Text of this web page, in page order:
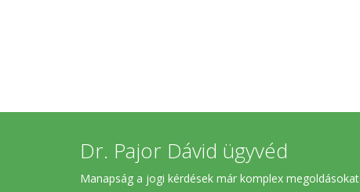
Dr. Pajor Dávid ügyvéd
Manapság a jogi kérdések már komplex megoldásokat